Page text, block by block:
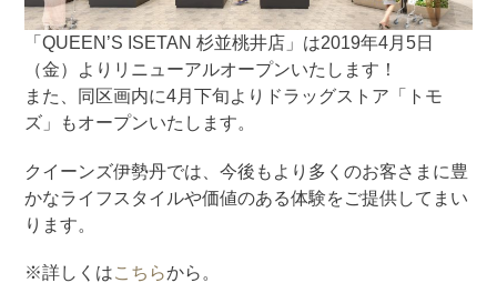
「QUEEN’S ISETAN 杉並桃井店」は2019年4月5日
（金）よりリニューアルオープンいたします！
また、同区画内に4月下旬よりドラッグストア「トモ
ズ」もオープンいたします。
クイーンズ伊勢丹では、今後もより多くのお客さまに豊
かなライフスタイルや価値のある体験をご提供してまい
ります。
※詳しくはこちらから。